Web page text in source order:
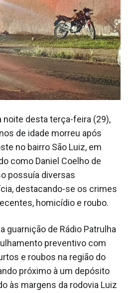
noite desta terça-feira (29),
de idade morreu após
no bairro São Luiz, em
como Daniel Coelho de
possuía diversas
destacando-se os crimes
homicídio e roubo.
guarnição de Rádio Patrulha
preventivo com
e roubos na região do
próximo à um depósito
às margens da rodovia Luiz